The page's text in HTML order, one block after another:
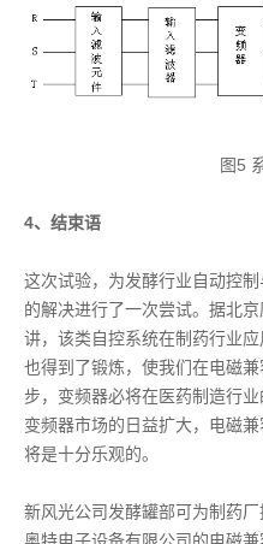
图5
4、结束语
这次试验，为发酵行业自动控
的解决进行了一次尝试。据北
讲，该类自控系统在制药行业
也得到了锻炼，使我们在电磁
步，变频器必将在医药制造行
变频器市场的日益扩大，电磁
将是十分乐观的。
新风光公司发酵罐部可为制药